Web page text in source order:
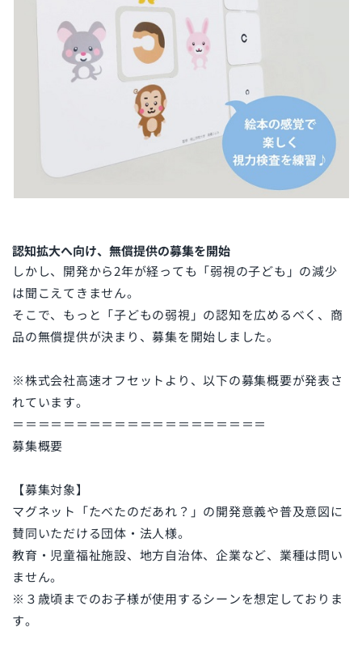
認知拡大へ向け、無償提供の募集を開始
しかし、開発から2年が経っても「弱視の子ども」の減少
は聞こえてきません。
そこで、もっと「子どもの弱視」の認知を広めるべく、商
品の無償提供が決まり、募集を開始しました。
※株式会社高速オフセットより、以下の募集概要が発表さ
れています。
＝＝＝＝＝＝＝＝＝＝＝＝＝＝＝＝＝＝＝＝
募集概要
【募集対象】
マグネット「たべたのだあれ？」の開発意義や普及意図に
賛同いただける団体・法人様。
教育・児童福祉施設、地方自治体、企業など、業種は問い
ません。
※３歳頃までのお子様が使用するシーンを想定しておりま
す。